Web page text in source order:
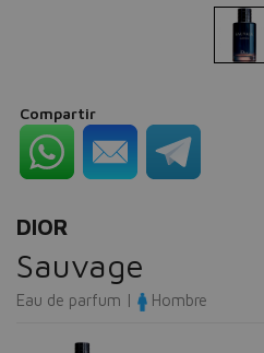
Compartir
DIOR
Sauvage
Eau de parfum | Hombre